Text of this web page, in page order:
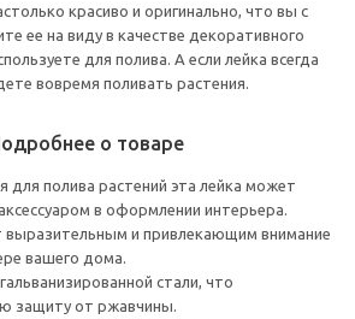
красиво и оригинально, что вы с
ее на виду в качестве декоративного
для полива. А если лейка всегда
вовремя поливать растения.
о товаре
для полива растений эта лейка может
в оформлении интерьера.
выразительным и привлекающим внимание
вашего дома.
стали, что
защиту от ржавчины.